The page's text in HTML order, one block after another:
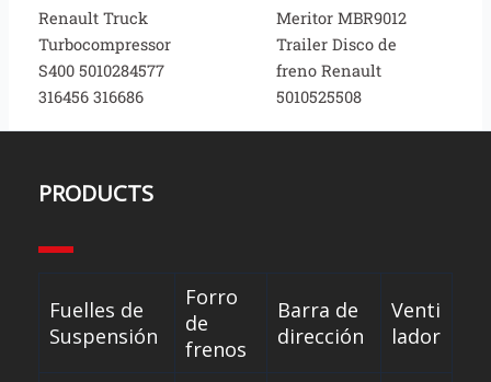
Renault Truck
Turbocompressor
S400 5010284577
316456 316686
Meritor MBR9012
Trailer Disco de
freno Renault
5010525508
PRODUCTS
Fuelles de
Suspensión
Forro
de
frenos
Barra de
dirección
Venti
lador